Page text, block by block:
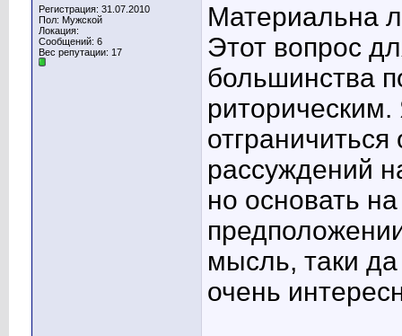
Регистрация: 31.07.2010
Пол: Мужской
Локация:
Сообщений: 6
Вес репутации: 17
Материальна
Этот вопрос
большинства
отграничиться
рассуждений
но основать на
мысль, таки
очень